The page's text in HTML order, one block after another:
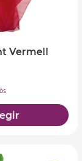
Vermell